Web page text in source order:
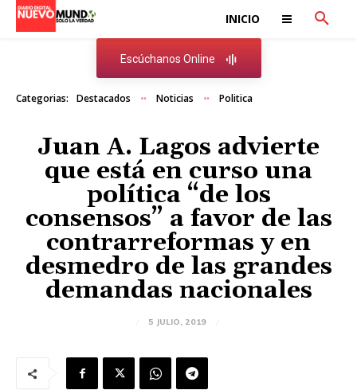
INICIO
Escúchanos Online
Categorias: Destacados Noticias Politica
Juan A. Lagos advierte
que está en curso una
política “de los
consensos” a favor de las
contrarreformas y en
desmedro de las grandes
demandas nacionales
5 JULIO, 2019